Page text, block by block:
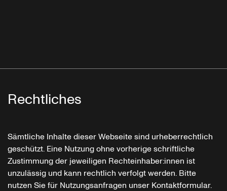
Rechtliches
Sämtliche Inhalte dieser Webseite sind urheberrechtlich
geschützt. Eine Nutzung ohne vorherige schriftliche
Zustimmung der jeweiligen Rechteinhaber:innen ist
unzulässig und kann rechtlich verfolgt werden. Bitte
nutzen Sie für Nutzungsanfragen unser Kontaktformular.